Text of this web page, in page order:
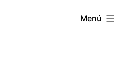
Menú